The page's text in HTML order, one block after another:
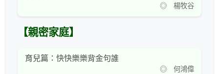
◎ 楊牧谷
【親密家庭】
育兒篇：快快樂樂背金句誰
◎ 何鴻偉